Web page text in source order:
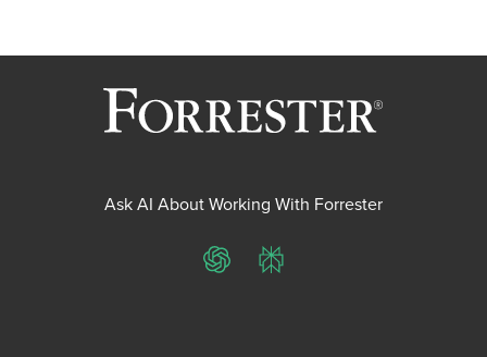
Ask AI About Working With Forrester
ChatGPTPerplexity